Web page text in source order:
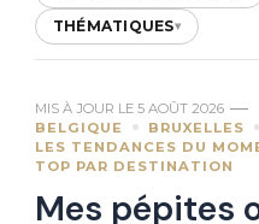
THÉMATIQUES▾
MIS À JOUR LE 5 AOÛT 2026
BELGIQUE
BRUXELLES
LES TENDANCES DU
TOP PAR DESTINATION
Mes pépites